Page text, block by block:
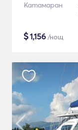
Катамаран
$1,156 /нощ